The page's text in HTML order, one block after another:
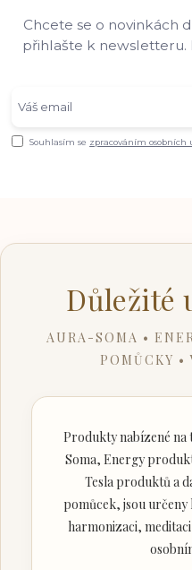
Chcete se o novinkách
přihlašte k newsletteru.
Souhlasím se zpracováním osobních
Důležité
AURA-SOMA •
POMŮCKY •
Produkty nabízené
Soma, Energy
Tesla produktů a
pomůcek, jsou
harmonizaci,